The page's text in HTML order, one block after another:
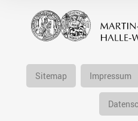
Sitemap Impressum